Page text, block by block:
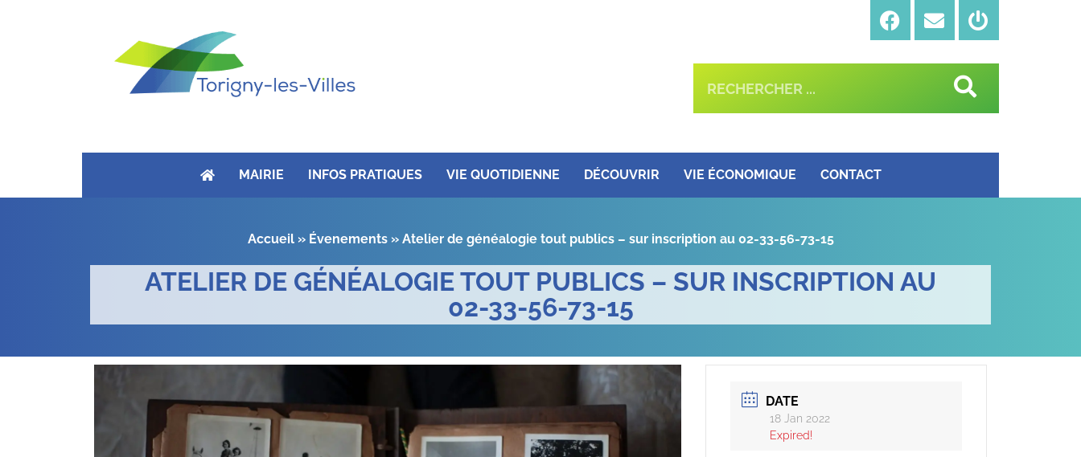
MAIRIE INFOS PRATIQUES VIE QUOTIDIENNE DÉCOUVRIR VIE ÉCONOMIQUE CONTACT
Accueil» Évenements» Atelier de généalogie tout publics – sur inscription au 02-33-56-73-15
ATELIER DE GÉNÉALOGIE TOUT PUBLICS – SUR INSCRIPTION AU
02-33-56-73-15
DATE
18 Jan 2022
Expired!